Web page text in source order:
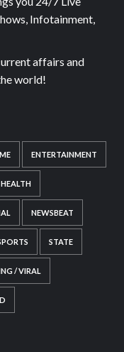
Infotainment,
affairs and
world!
ENTERTAINMENT
HEALTH
NEWSBEAT
STATE
/ VIRAL